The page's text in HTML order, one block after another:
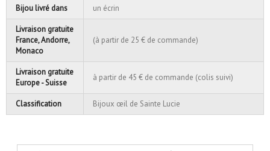
Bijou livré dans un écrin
Livraison gratuite
France, Andorre,
Monaco
(à partir de 25 € de commande)
Livraison gratuite
Europe - Suisse
à partir de 45 € de commande (colis suivi)
Classification Bijoux œil de Sainte Lucie